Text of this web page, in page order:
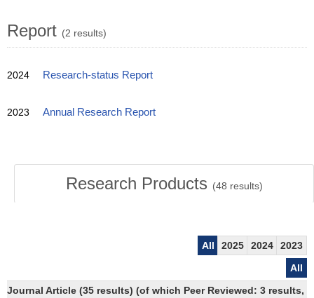
Report (2 results)
2024 Research-status Report
2023 Annual Research Report
Research Products (48 results)
All 2025 2024
2023
All
Journal Article (35 results) (of which Peer Reviewed: 3 results,